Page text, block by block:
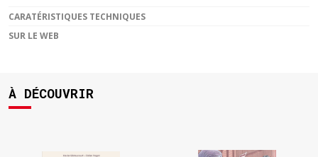
CARATÉRISTIQUES TECHNIQUES
SUR LE WEB
À DÉCOUVRIR